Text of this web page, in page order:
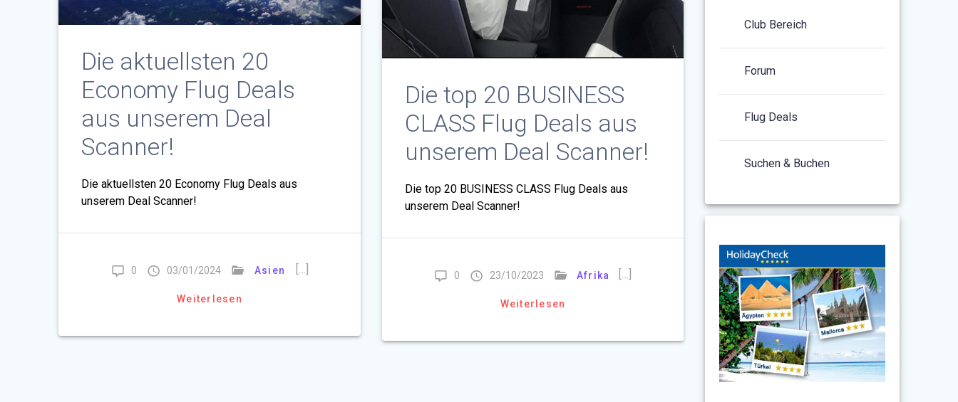
Die aktuellsten 20
Economy Flug Deals
aus unserem Deal
Scanner!
Die aktuellsten 20 Economy Flug Deals aus
unserem Deal Scanner!
0 03/01/2024 Asien […]
Weiterlesen
Die top 20 BUSINESS
CLASS Flug Deals aus
unserem Deal Scanner!
Die top 20 BUSINESS CLASS Flug Deals aus
unserem Deal Scanner!
0 23/10/2023 Afrika […]
Weiterlesen
Club Bereich
Forum
Flug Deals
Suchen & Buchen